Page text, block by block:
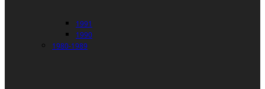
1991
1990
1980-1989